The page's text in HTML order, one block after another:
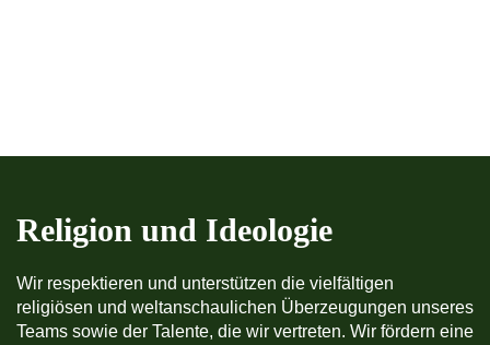
Religion und Ideologie
Wir respektieren und unterstützen die vielfältigen
religiösen und weltanschaulichen Überzeugungen unseres
Teams sowie der Talente, die wir vertreten. Wir fördern eine